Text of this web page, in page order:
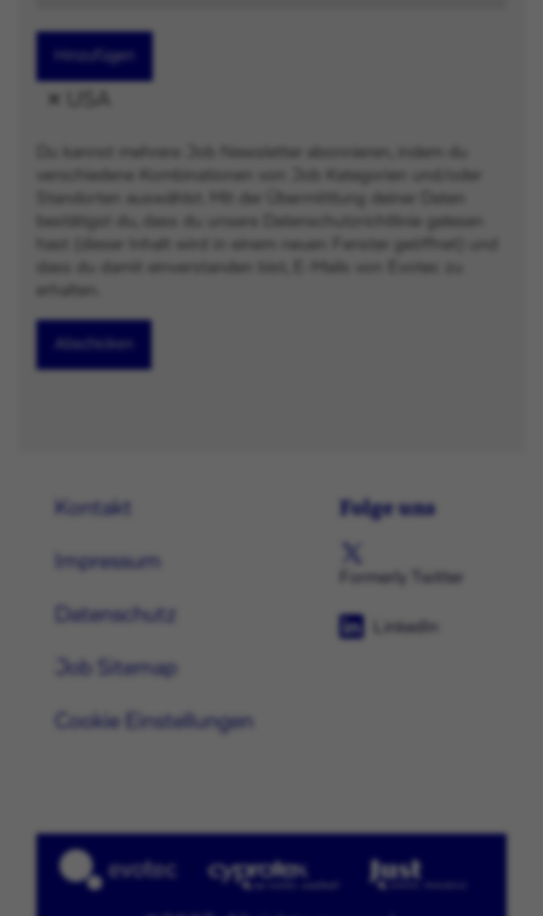
Kontakt
Impressum
Datenschutz
Job Sitemap
Cookie Einstellungen
Folge uns